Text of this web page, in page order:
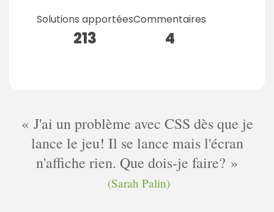
Solutions apportées
213
Commentaires
4
J'ai un problème avec CSS dès que je
lance le jeu! Il se lance mais l'écran
n'affiche rien. Que dois-je faire?
(Sarah Palin)